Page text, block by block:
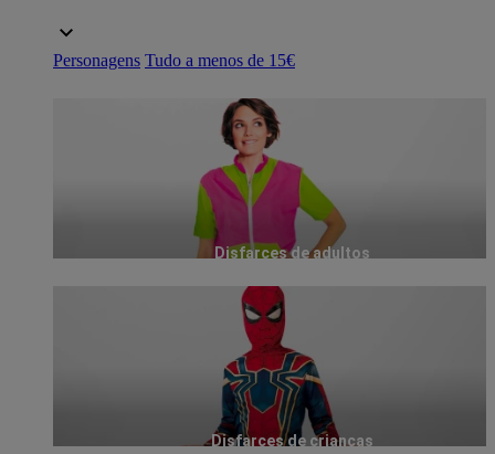
Personagens Tudo a menos de 15€
Disfarces de adultos
Disfarces de crianças